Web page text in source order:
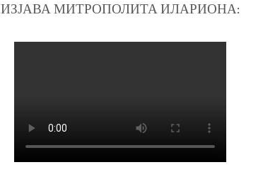
ИЗЈАВА МИТРОПОЛИТА ИЛАРИОНА: